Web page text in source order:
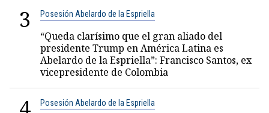
3 Posesión Abelardo de la Espriella
“Queda clarísimo que el gran aliado del
presidente Trump en América Latina es
Abelardo de la Espriella”: Francisco Santos, ex
vicepresidente de Colombia
Posesión Abelardo de la Espriella